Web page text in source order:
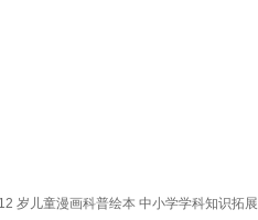
岁儿童漫画科普绘本 中小学学科知识拓